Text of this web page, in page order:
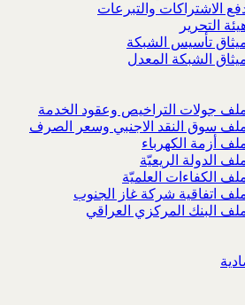
الاشتراكات والتبرعات
التحرير
تأسيس الشبكة
الشبكة المعدل
جولات التراخيص وعقود الخدمة
سوق النقد الاجنبي وسعر الصرف
أزمة الكهرباء
الدولة الريعيّة
الكفاءات العلميّة
اتفاقية شركة غاز الجنوب
البنك المركزي العراقي